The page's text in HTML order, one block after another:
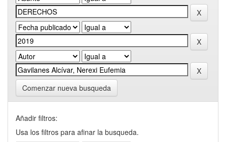
Comenzar nueva busqueda
Añadir filtros:
Usa los filtros para afinar la busqueda.